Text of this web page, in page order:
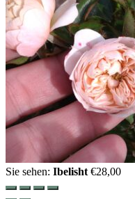
Sie sehen: Ibelisht €28,00
Scroll
Up